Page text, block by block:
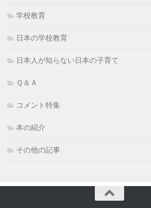
学校教育
日本の学校教育
日本人が知らない日本の子育て
Ｑ＆Ａ
コメント特集
本の紹介
その他の記事